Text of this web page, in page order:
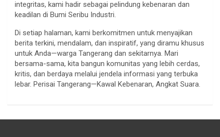
integritas, kami hadir sebagai pelindung kebenaran dan
keadilan di Bumi Seribu Industri.
Di setiap halaman, kami berkomitmen untuk menyajikan
berita terkini, mendalam, dan inspiratif, yang diramu khusus
untuk Anda—warga Tangerang dan sekitarnya. Mari
bersama-sama, kita bangun komunitas yang lebih cerdas,
kritis, dan berdaya melalui jendela informasi yang terbuka
lebar. Perisai Tangerang—Kawal Kebenaran, Angkat Suara.